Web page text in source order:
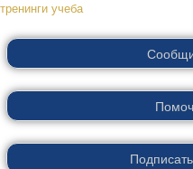
тренинги учеба